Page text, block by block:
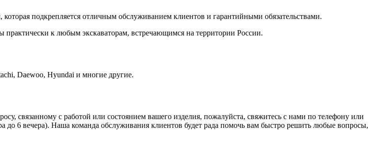
подкрепляется отличным обслуживанием клиентов и гарантийными обязательствами.
к любым экскаваторам, встречающимся на территории России.
Daewoo, Hyundai и многие другие.
связанному с работой или состоянием вашего изделия, пожалуйста, свяжитесь с нами по телефону или
до 6 вечера). Наша команда обслуживания клиентов будет рада помочь вам быстро решить любые вопросы,